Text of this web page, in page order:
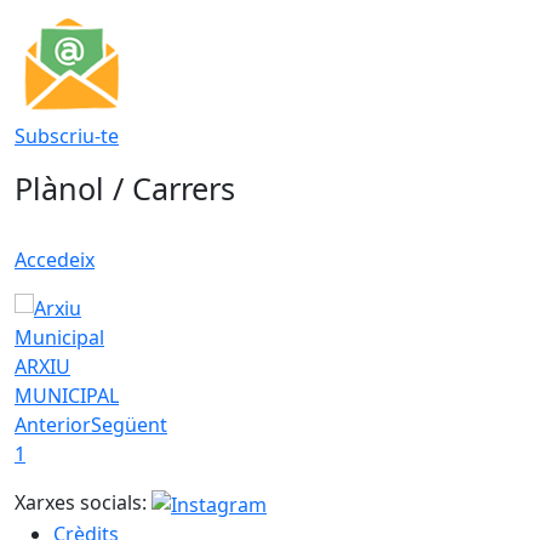
Subscriu-te
Plànol / Carrers
Accedeix
ARXIU
MUNICIPAL
AnteriorSegüent
1
Xarxes socials:
Crèdits